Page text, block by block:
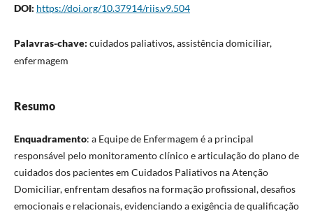
DOI: https://doi.org/10.37914/riis.v9.504
Palavras-chave: cuidados paliativos, assistência domiciliar,
enfermagem
Resumo
Enquadramento: a Equipe de Enfermagem é a principal
responsável pelo monitoramento clínico e articulação do plano de
cuidados dos pacientes em Cuidados Paliativos na Atenção
Domiciliar, enfrentam desafios na formação profissional, desafios
emocionais e relacionais, evidenciando a exigência de qualificação